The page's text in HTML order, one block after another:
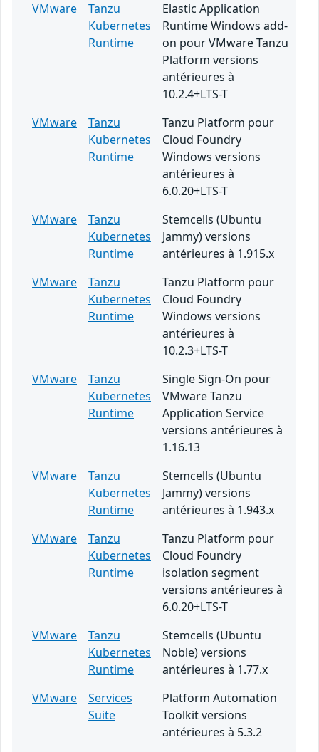
VMware
Tanzu
Kubernetes
Runtime
Elastic Application
Runtime Windows add-
on pour VMware Tanzu
Platform versions
antérieures à
10.2.4+LTS-T
VMware
Tanzu
Kubernetes
Runtime
Tanzu Platform pour
Cloud Foundry
Windows versions
antérieures à
6.0.20+LTS-T
VMware
Tanzu
Kubernetes
Runtime
Stemcells (Ubuntu
Jammy) versions
antérieures à 1.915.x
VMware
Tanzu
Kubernetes
Runtime
Tanzu Platform pour
Cloud Foundry
Windows versions
antérieures à
10.2.3+LTS-T
VMware
Tanzu
Kubernetes
Runtime
Single Sign-On pour
VMware Tanzu
Application Service
versions antérieures à
1.16.13
VMware
Tanzu
Kubernetes
Runtime
Stemcells (Ubuntu
Jammy) versions
antérieures à 1.943.x
VMware
Tanzu
Kubernetes
Runtime
Tanzu Platform pour
Cloud Foundry
isolation segment
versions antérieures à
6.0.20+LTS-T
VMware
Tanzu
Kubernetes
Runtime
Stemcells (Ubuntu
Noble) versions
antérieures à 1.77.x
VMware
Services
Suite
Platform Automation
Toolkit versions
antérieures à 5.3.2